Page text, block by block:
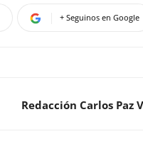
+ Seguinos en Google
Redacción Carlos Paz